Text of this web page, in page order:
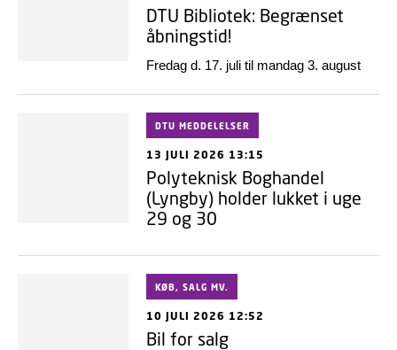
DTU Bibliotek: Begrænset
åbningstid!
Fredag d. 17. juli til mandag 3. august
DTU MEDDELELSER
13 JULI 2026 13:15
Polyteknisk Boghandel
(Lyngby) holder lukket i uge
29 og 30
KØB, SALG MV.
10 JULI 2026 12:52
Bil for salg